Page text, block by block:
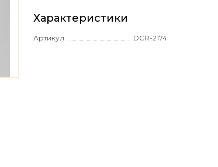
Характеристики
Артикул DCR-2174